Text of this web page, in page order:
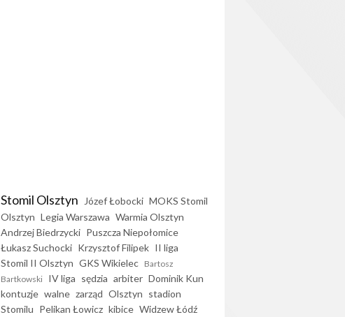
Stomil Olsztyn Józef Łobocki MOKS Stomil
Olsztyn Legia Warszawa Warmia Olsztyn
Andrzej Biedrzycki Puszcza Niepołomice
Łukasz Suchocki Krzysztof Filipek II liga
Stomil II Olsztyn GKS Wikielec Bartosz
Bartkowski IV liga sędzia arbiter Dominik Kun
kontuzje walne zarząd Olsztyn stadion
Stomilu Pelikan Łowicz kibice Widzew Łódź